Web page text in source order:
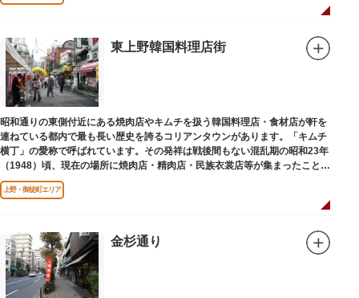
東上野韓国料理店街
昭和通りの東側付近にある焼肉店やキムチを扱う韓国料理店・食材店が軒を
連ねている都内で最も長い歴史を誇るコリアンタウンがあります。「キムチ
横丁」の愛称で呼ばれています。その発祥は戦後間もない混乱期の昭和23年
（1948）頃、現在の場所に焼肉店・精肉店・民族衣裳店等が集まったことに
端を発しています。
上野・御徒町エリア
金杉通り